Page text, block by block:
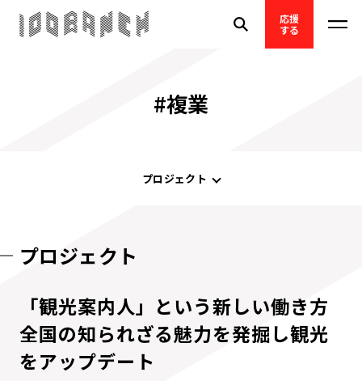
応援
する
#複業
プロジェクト
プロジェクト
「観光案内人」という新しい働き方
全国の知られざる魅力を発掘し観光
をアップデート